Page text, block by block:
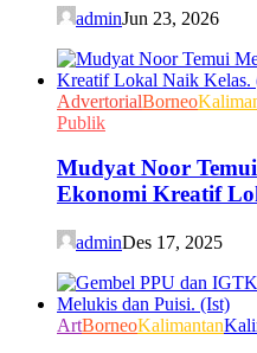
adminJun 23, 2026
AdvertorialBorneo
Publik
Mudyat Noor
Ekonomi Kreatif
adminDes 17, 2025
ArtBorneoKalimantan